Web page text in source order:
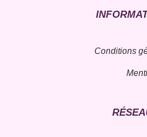
Conditions